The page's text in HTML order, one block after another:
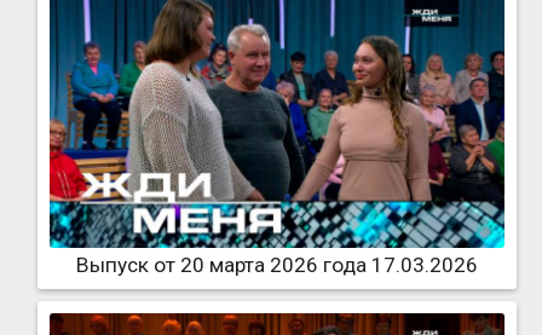
Выпуск от 20 марта 2026 года 17.03.2026